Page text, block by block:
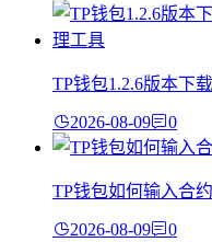
TP钱包1.2.6版本下
2026-08-09 0
TP钱包如何输入合
2026-08-09 0